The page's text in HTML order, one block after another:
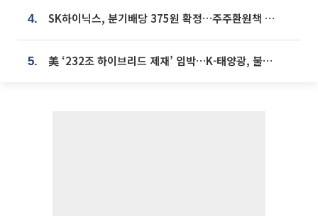
4. SK하이닉스, 분기배당 375원 확정…주주환원책 9월로 앞당겨 발표
5. 美 ‘232조 하이브리드 제재’ 임박…K-태양광, 불확실성 털고 날개 다나